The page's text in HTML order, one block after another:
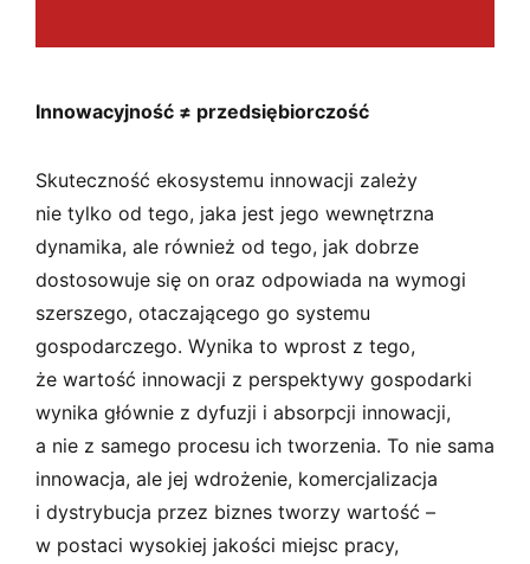
Innowacyjność ≠ przedsiębiorczość
Skuteczność ekosystemu innowacji zależy
nie tylko od tego, jaka jest jego wewnętrzna
dynamika, ale również od tego, jak dobrze
dostosowuje się on oraz odpowiada na wymogi
szerszego, otaczającego go systemu
gospodarczego. Wynika to wprost z tego,
że wartość innowacji z perspektywy gospodarki
wynika głównie z dyfuzji i absorpcji innowacji,
a nie z samego procesu ich tworzenia. To nie sama
innowacja, ale jej wdrożenie, komercjalizacja
i dystrybucja przez biznes tworzy wartość –
w postaci wysokiej jakości miejsc pracy,